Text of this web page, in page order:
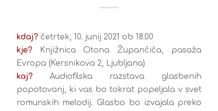
kdaj? četrtek, 10. junij 2021 ob 18.00
kje?Knjižnica Otona Župančiča, pasaža
Evropa (Kersnikova 2, Ljubljana)
kaj?Audiofilska razstava glasbenih
popotovanj, ki vas bo tokrat popeljala v svet
romunskih melodij. Glasbo bo izvajala preko